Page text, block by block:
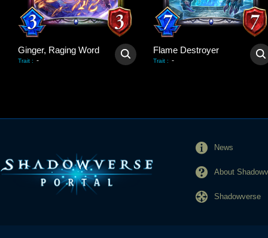
Ginger, Raging Word
Trait : -
Flame Destroyer
Trait : -
News
About
Shadowverse